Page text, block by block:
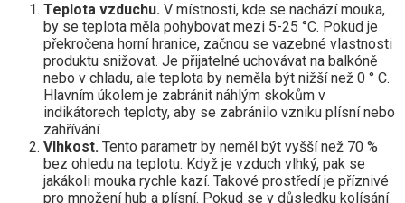
Teplota vzduchu. V místnosti, kde se nachází mouka,
by se teplota měla pohybovat mezi 5-25 °C. Pokud je
překročena horní hranice, začnou se vazebné vlastnosti
produktu snižovat. Je přijatelné uchovávat na balkóně
nebo v chladu, ale teplota by neměla být nižší než 0 ° C.
Hlavním úkolem je zabránit náhlým skokům v
indikátorech teploty, aby se zabránilo vzniku plísní nebo
zahřívání.
Vlhkost. Tento parametr by neměl být vyšší než 70 %
bez ohledu na teplotu. Když je vzduch vlhký, pak se
jakákoli mouka rychle kazí. Takové prostředí je příznivé
pro množení hub a plísní. Pokud se v důsledku kolísání